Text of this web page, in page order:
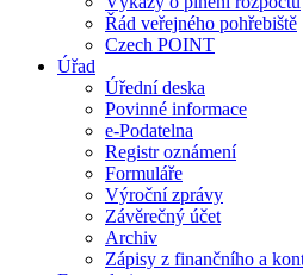
Řád veřejného pohřebiště
Czech POINT
Úřad
Úřední deska
Povinné informace
e-Podatelna
Registr oznámení
Formuláře
Výroční zprávy
Závěrečný účet
Archiv
Zápisy z finančního a